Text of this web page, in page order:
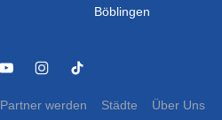
Böblingen
Partner werden Städte Über Uns